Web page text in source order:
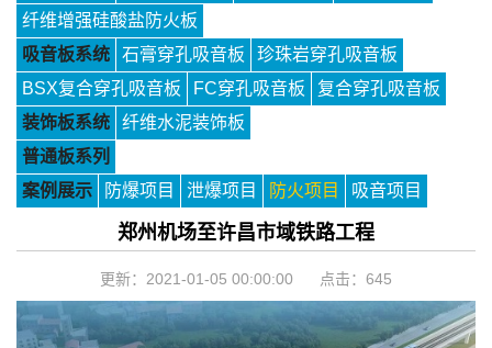
纤维增强硅酸盐防火板
吸音板系统
石膏穿孔吸音板
珍珠岩穿孔吸音板
BSX复合穿孔吸音板
FC穿孔吸音板
复合穿孔吸音板
装饰板系统
纤维水泥装饰板
普通板系列
案例展示
防爆项目 泄爆项目 防火项目 吸音项目
郑州机场至许昌市域铁路工程
更新：2021-01-05 00:00:00 点击： 645